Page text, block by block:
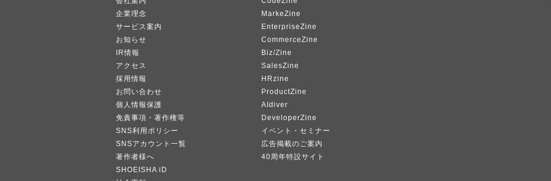
企業理念
サービス案内
お知らせ
IR情報
アクセス
採用情報
お問い合わせ
個人情報保護
免責事項・著作権等
SNS利用ポリシー
SNSアカウント一覧
著作者様へ
SHOEISHA iD
MarkeZine
EnterpriseZine
CommerceZine
Biz/Zine
SalesZine
HRzine
ProductZine
AIdiver
DeveloperZine
イベント・セミナー
広告掲載のご案内
40周年特設サイト